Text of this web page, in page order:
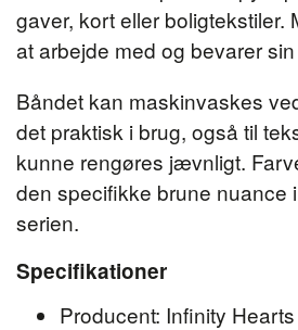
gaver, kort eller boligtekstiler.
at arbejde med og bevarer
Båndet kan maskinvaskes
det praktisk i brug, også til
kunne rengøres jævnligt.
den specifikke brune nuance
serien.
Specifikationer
Producent: Infinity Hearts